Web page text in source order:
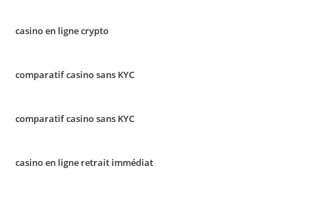
casino en ligne crypto
comparatif casino sans KYC
comparatif casino sans KYC
casino en ligne retrait immédiat